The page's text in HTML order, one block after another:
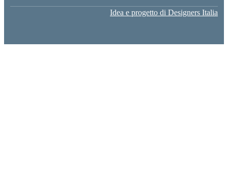
Idea e progetto di Designers Italia